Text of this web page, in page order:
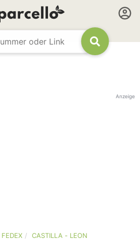
Anzeige
FEDEX CASTILLA - LEON